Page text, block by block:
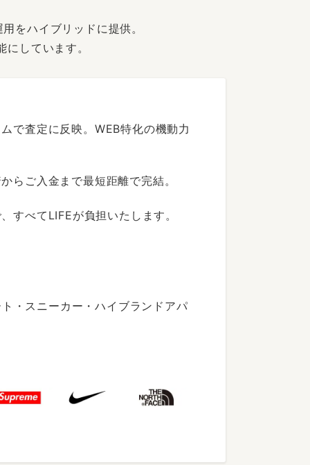
をハイブリッドに提供。
しています。
で査定に反映。WEB特化の機動力
らご入金まで最短距離で完結。
すべてLIFEが負担いたします。
・スニーカー・ハイブランドアパ